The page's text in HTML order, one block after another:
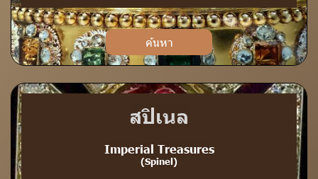
ค้นหา
สปิเนล
Imperial Treasures
(Spinel)